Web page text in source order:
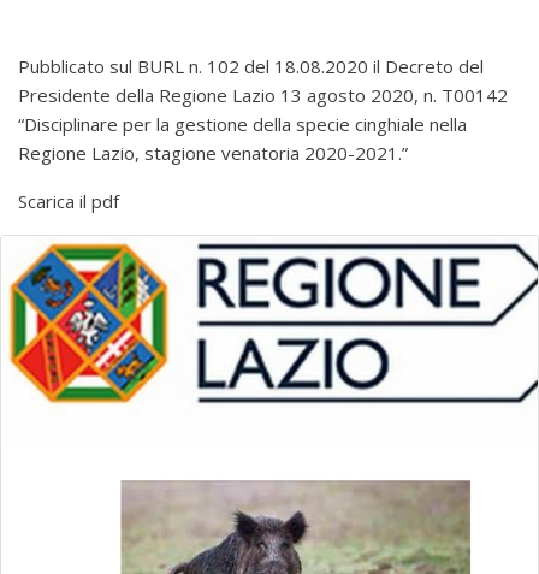
Pubblicato sul BURL n. 102 del 18.08.2020 il Decreto del
Presidente della Regione Lazio 13 agosto 2020, n. T00142
“Disciplinare per la gestione della specie cinghiale nella
Regione Lazio, stagione venatoria 2020-2021.”
Scarica il pdf